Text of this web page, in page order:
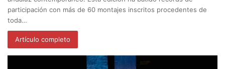
participación con más de 60 montajes inscritos procedentes de
toda…
Artículo completo